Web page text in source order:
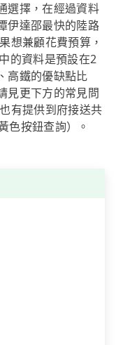
選擇，在經過資料
伊達邵最快的陸路
想兼顧花費預算，
的資料是預設在2
高鐵的優缺點比
見更下方的常見問
有提供到府接送共
色按鈕查詢）。